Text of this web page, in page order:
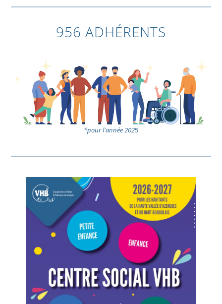
956 ADHÉRENTS
*pour l'année 2025